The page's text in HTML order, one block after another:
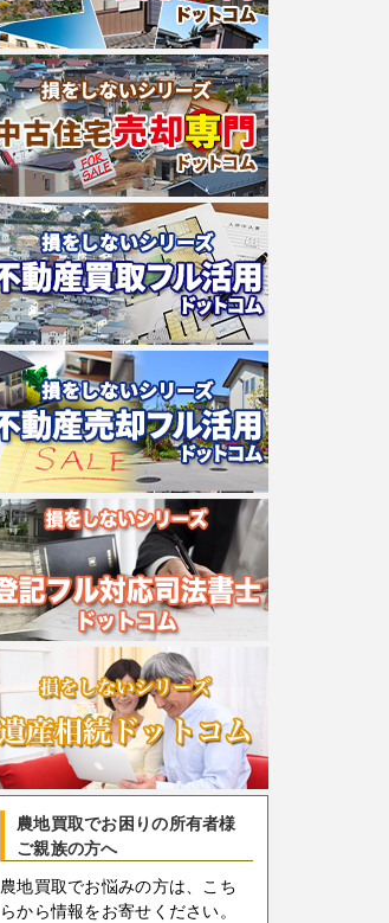
農地買取でお困りの所有者様
ご親族の方へ
農地買取でお悩みの方は、こち
らから情報をお寄せください。